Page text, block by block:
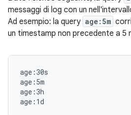
messaggi di log con un
Ad esempio: la query age:5m
un timestamp non precedente a 5
age:30s
age:5m
age:3h